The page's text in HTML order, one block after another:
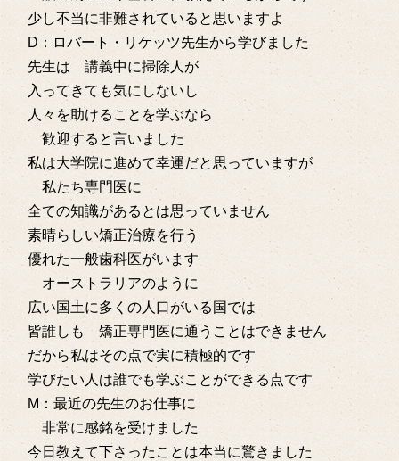
少し不当に非難されていると思いますよ
D：ロバート・リケッツ先生から学びました
先生は 講義中に掃除人が
入ってきても気にしないし
人々を助けることを学ぶなら
歓迎すると言いました
私は大学院に進めて幸運だと思っていますが
私たち専門医に
全ての知識があるとは思っていません
素晴らしい矯正治療を行う
優れた一般歯科医がいます
オーストラリアのように
広い国土に多くの人口がいる国では
皆誰しも 矯正専門医に通うことはできません
だから私はその点で実に積極的です
学びたい人は誰でも学ぶことができる点です
M：最近の先生のお仕事に
非常に感銘を受けました
今日教えて下さったことは本当に驚きました